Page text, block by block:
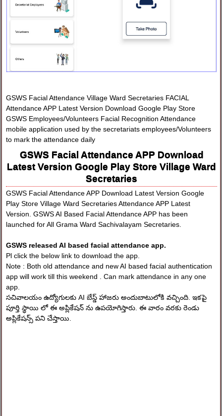
GSWS Facial Attendance Village Ward Secretaries FACIAL
Attendance APP Latest Version Download Google Play Store
GSWS Employees/Volunteers Facial Recognition Attendance
mobile application used by the secretariats employees/Volunteers
to mark the attendance daily
GSWS Facial Attendance APP Download
Latest Version Google Play Store Village Ward
Secretaries
GSWS Facial Attendance APP Download Latest Version Google
Play Store Village Ward Secretaries Attendance APP Latest
Version. GSWS AI Based Facial Attendance APP has been
launched for All Grama Ward Sachivalayam Secretaries.
GSWS released AI based facial attendance app.
Pl click the below link to download the app.
Note : Both old attendance and new AI based facial authentication
app will work till this weekend . Can mark attendance in any one
app.
సచివాలయం ఉద్యోగులకు AI బేస్డ్ హాజరు అందుబాటులోకి వచ్చింది. ఇకపై
పూర్తి స్థాయి లో ఈ అప్లికేషన్ ను ఉపయోగిస్తారు. ఈ వారం వరకు రెండు
అప్లికేషన్స్ పని చేస్తాయి.